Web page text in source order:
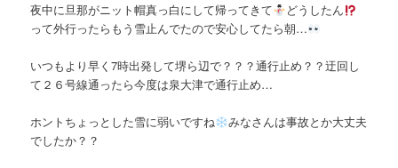
夜中に旦那がニット帽真っ白にして帰ってきて
どうしたん
って外行ったらもう雪止んでたので安心してたら朝…
いつもより早く7時出発して堺ら辺で？？？通行止め？？迂回し
て２６号線通ったら今度は泉大津で通行止め…
ホントちょっとした雪に弱いですね
みなさんは事故とか大丈夫
でしたか？？